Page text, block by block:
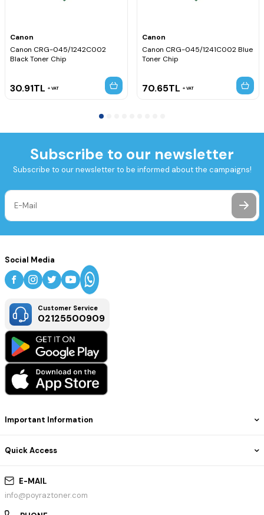
Canon
Canon CRG-045/1242C002
Black Toner Chip
30.91TL VAT
Canon
Canon CRG-045/1241C002 Blue
Toner Chip
70.65TL VAT
Subscribe to our newsletter
Subscribe to our newsletter to be informed about the campaigns!
E-MAIL
info@poyraztoner.com
Important Information
Quick Access
Social Media
Customer Service
02125500909